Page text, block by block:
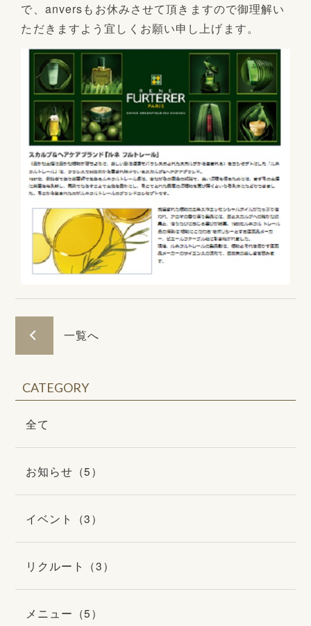
で、anversもお休みさせて頂きますので御理解い
ただきますよう宜しくお願い申し上げます。
一覧へ
CATEGORY
全て
お知らせ（5）
イベント（3）
リクルート（3）
メニュー（5）